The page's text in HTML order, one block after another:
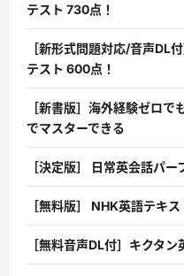
テスト 730点！
［新形式問題対応/音声DL
テスト 600点！
［新書版］海外経験ゼロで
でマスターできる
［決定版］ 日常英会話パー
［無料版］ NHK英語テキ
［無料音声DL付］キクタン